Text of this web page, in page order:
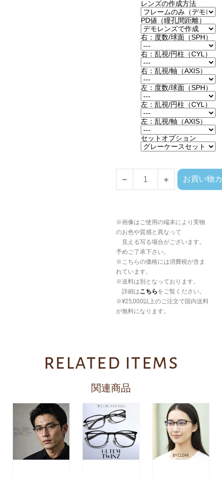
レンズの作成方法
PD値（瞳孔間距離）
右：度数/球面（SPH）
右：乱視/円柱（CYL）
右：乱視/軸（AXIS）
左：度数/球面（SPH）
左：乱視/円柱（CYL）
左：乱視/軸（AXIS）
セットオプション
お買い物
※画像はご使用の端末により実物
のお色や質感と異なって
見える写る場合がございます。
予めご了承下さい。
※こちらの価格には消費税が含ま
れています。
※送料は別となっております。
詳細はこちらをご覧ください。
※¥25,000以上のご注文で国内送料
が無料になります。
related items
関連商品